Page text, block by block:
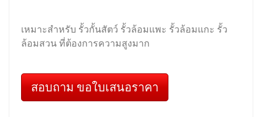
เหมาะสำหรับ รั้วกั้นสัตว์ รั้วล้อมแพะ รั้วล้อมแกะ รั้ว
ล้อมสวน ที่ต้องการความสูงมาก
สอบถาม ขอใบเสนอราคา